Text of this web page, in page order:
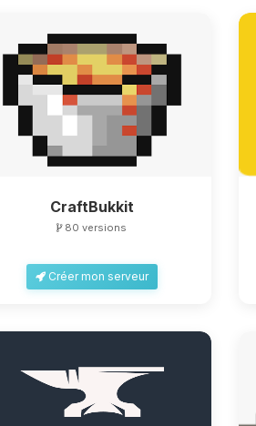
CraftBukkit
80 versions
Créer mon serveur